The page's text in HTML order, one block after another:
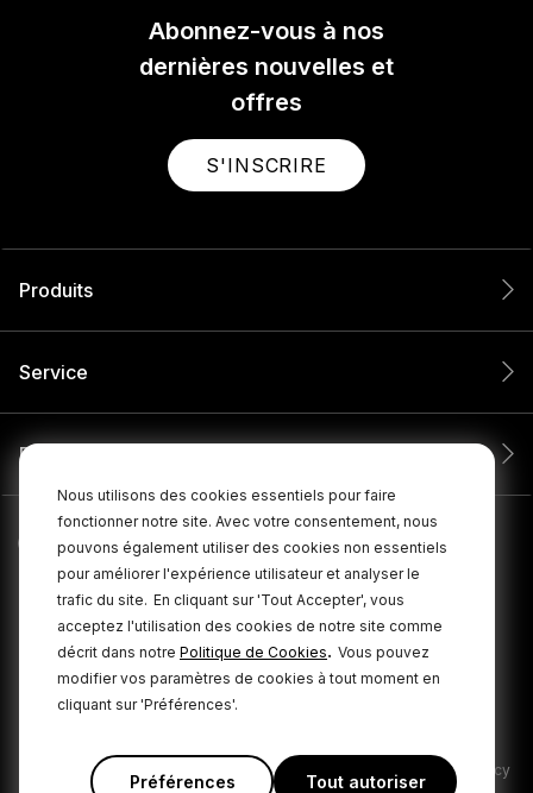
Nous utilisons des cookies essentiels pour faire
fonctionner notre site. Avec votre consentement, nous
pouvons également utiliser des cookies non essentiels
pour améliorer l'expérience utilisateur et analyser le
trafic du site. En cliquant sur 'Tout Accepter', vous
acceptez l'utilisation des cookies de notre site comme
décrit dans notre Politique de Cookies. Vous pouvez
modifier vos paramètres de cookies à tout moment en
cliquant sur 'Préférences'.
Préférences Tout autoriser
Abonnez-vous à nos
dernières nouvelles et
offres
S'INSCRIRE
Produits
Service
Entreprise
Politique de confidentialité Conditions générales Cookie Policy